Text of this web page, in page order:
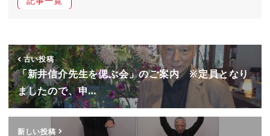
古い投稿
「新井信介先生を偲ぶ会」のご案内 ※定員となり
ましたので、申…
新しい投稿